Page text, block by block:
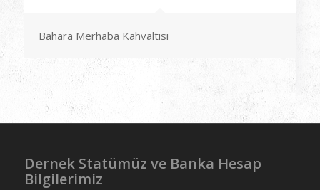
Bahara Merhaba Kahvaltısı
Dernek Statümüz ve Banka Hesap
Bilgilerimiz